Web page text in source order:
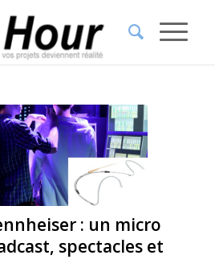
: un micro
spectacles et